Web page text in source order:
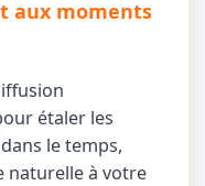
aux moments
étaler les
le temps,
naturelle à votre